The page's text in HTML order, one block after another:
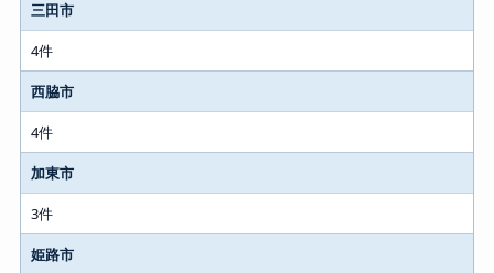
三田市
4件
西脇市
4件
加東市
3件
姫路市